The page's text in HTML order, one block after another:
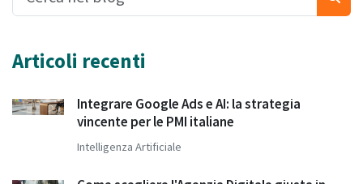
Articoli recenti
Integrare Google Ads e AI: la strategia
vincente per le PMI italiane
Intelligenza Artificiale